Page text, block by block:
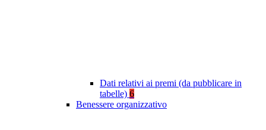
Dati relativi ai premi (da pubblicare in
tabelle) 6
Benessere organizzativo